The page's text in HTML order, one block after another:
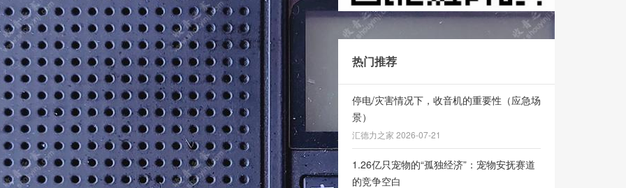
热门推荐
停电/灾害情况下，收音机的重要性（应急场
景）
汇德力之家 2026-07-21
1.26亿只宠物的“孤独经济”：宠物安抚赛道
的竞争空白